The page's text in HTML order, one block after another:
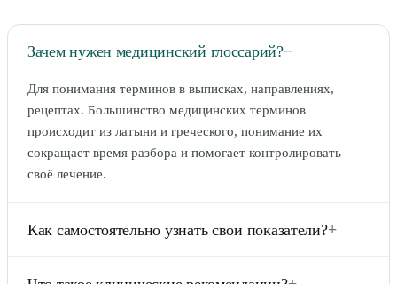
Зачем нужен медицинский глоссарий?−
Для понимания терминов в выписках, направлениях,
рецептах. Большинство медицинских терминов
происходит из латыни и греческого, понимание их
сокращает время разбора и помогает контролировать
своё лечение.
Как самостоятельно узнать свои показатели?+